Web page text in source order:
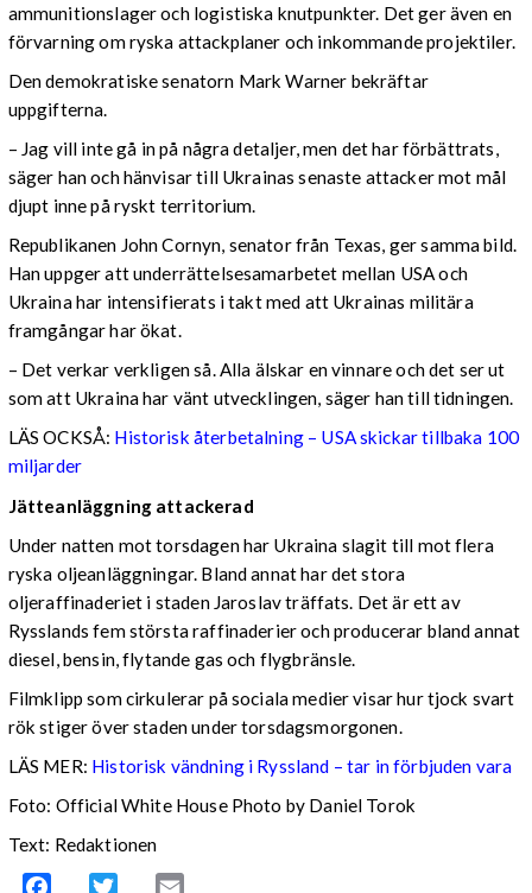
ammunitionslager och logistiska knutpunkter. Det ger även en
förvarning om ryska attackplaner och inkommande projektiler.
Den demokratiske senatorn Mark Warner bekräftar
uppgifterna.
– Jag vill inte gå in på några detaljer, men det har förbättrats,
säger han och hänvisar till Ukrainas senaste attacker mot mål
djupt inne på ryskt territorium.
Republikanen John Cornyn, senator från Texas, ger samma bild.
Han uppger att underrättelsesamarbetet mellan USA och
Ukraina har intensifierats i takt med att Ukrainas militära
framgångar har ökat.
– Det verkar verkligen så. Alla älskar en vinnare och det ser ut
som att Ukraina har vänt utvecklingen, säger han till tidningen.
LÄS OCKSÅ: Historisk återbetalning – USA skickar tillbaka 100
miljarder
Jätteanläggning attackerad
Under natten mot torsdagen har Ukraina slagit till mot flera
ryska oljeanläggningar. Bland annat har det stora
oljeraffinaderiet i staden Jaroslav träffats. Det är ett av
Rysslands fem största raffinaderier och producerar bland annat
diesel, bensin, flytande gas och flygbränsle.
Filmklipp som cirkulerar på sociala medier visar hur tjock svart
rök stiger över staden under torsdagsmorgonen.
LÄS MER: Historisk vändning i Ryssland – tar in förbjuden vara
Foto: Official White House Photo by Daniel Torok
Text: Redaktionen
Facebook Twitter